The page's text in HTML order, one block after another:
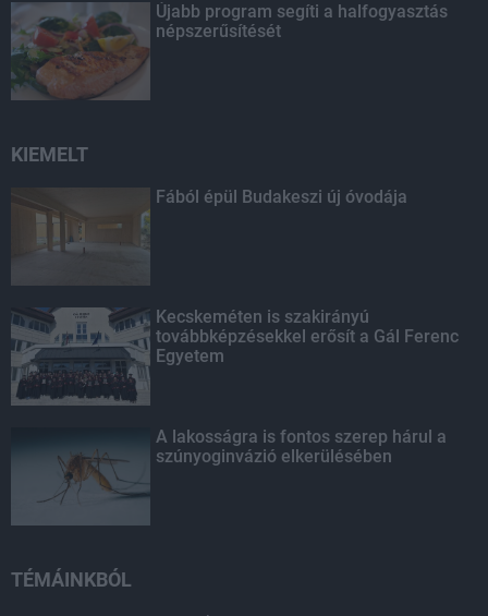
Újabb program segíti a halfogyasztás
népszerűsítését
KIEMELT
Fából épül Budakeszi új óvodája
Kecskeméten is szakirányú
továbbképzésekkel erősít a Gál Ferenc
Egyetem
A lakosságra is fontos szerep hárul a
szúnyoginvázió elkerülésében
TÉMÁINKBÓL